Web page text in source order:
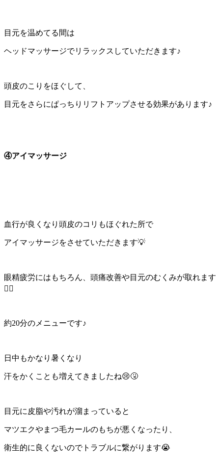
目元を温めてる間は
ヘッドマッサージでリラックスしていただきます♪
頭皮のこりをほぐして、
目元をさらにぱっちりリフトアップさせる効果があります♪
④アイマッサージ
血行が良くなり頭皮のコリもほぐれた所で
アイマッサージをさせていただきます💡
眼精疲労にはもちろん、頭痛改善や目元のむくみが取れます
🙆‍♀️
約20分のメニューです♪
日中もかなり暑くなり
汗をかくことも増えてきましたね😢🤧
目元に皮脂や汚れが溜まっていると
マツエクやまつ毛カールのもちが悪くなったり、
衛生的に良くないのでトラブルに繋がります😭